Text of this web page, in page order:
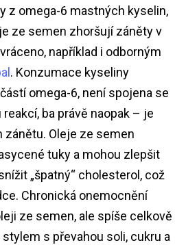
z omega-6 mastných kyselin,
ze semen zhoršují záněty v
například i odborným
. Konzumace kyseliny
omega-6, není spojena se
ba právě naopak – je
Oleje ze semen
tuky a mohou zlepšit
„špatný“ cholesterol, což
Chronická onemocnění
ze semen, ale spíše celkově
s převahou soli, cukru a